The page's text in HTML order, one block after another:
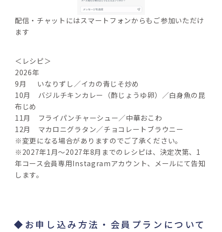
配信・チャットにはスマートフォンからもご参加いただけ
ます
＜レシピ＞
2026年
9月　  いなりずし／イカの青じそ炒め
10月　バジルチキンカレー（酢じょうゆ卵）／白身魚の昆
布じめ
11月　フライパンチャーシュー／中華おこわ
12月　マカロニグラタン／チョコレートブラウニー
※変更になる場合がありますのでご了承ください。
※2027年1月～2027年8月までのレシピは、決定次第、1
年コース会員専用Instagramアカウント、メールにて告知
します。
◆お申し込み方法・会員プランについて